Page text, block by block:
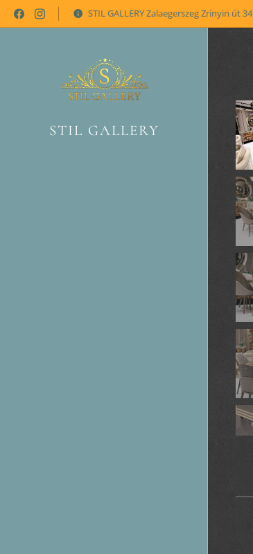
STIL GALLERY Zalaegerszeg Zrínyin út 34
STIL GALLERY